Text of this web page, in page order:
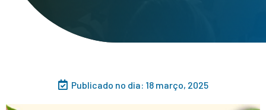
Publicado no dia: 18 março, 2025